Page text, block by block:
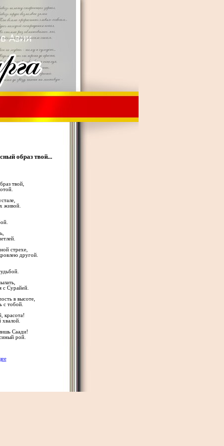
образ твой...
твой,
живой.
стрехе,
другой.
с Сурайей.
в высоте,
с тобой.
красота!
хвалой.
Саади!
рой.